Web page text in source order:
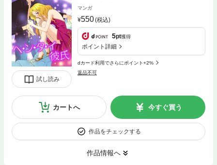
試し読み
マンガ
550(税込)
5pt獲得
ポイント詳細
dカード利用でさらにポイント+2%
返品不可
カートへ 今すぐ買う
作品をチェックする
作品情報へ